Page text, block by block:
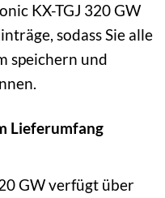
KX-TGJ 320 GW
sodass Sie alle
speichern und
Lieferumfang
GW verfügt über